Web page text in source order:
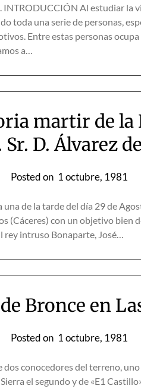
INTRODUCCIÓN Al estudiar la
toda una serie de personas,
Entre estas personas
a…
martir de la
D. Álvarez
Posted on 1 octubre, 1981
una de la tarde del día 29 de
(Cáceres) con un objetivo bien
rey intruso Bonaparte, José…
Bronce en
Posted on 1 octubre, 1981
conocedores del terreno,
el segundo y de «E1